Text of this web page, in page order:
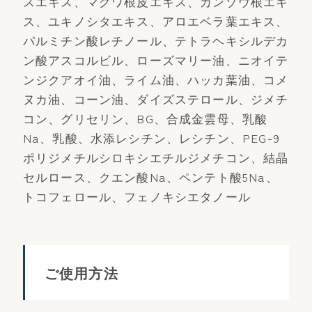
ス、ユキノシタエキス、アロエベラ葉エキス、
パルミチン酸レチノール、テトラヘキシルデカ
ン酸アスコルビル、ローズマリー油、ニオイテ
ンジクアオイ油、ライム油、ハッカ葉油、コメ
ヌカ油、コーン油、ダイズステロール、ジメチ
コン、グリセリン、BG、合成金雲母、乳酸
Na、乳酸、水添レシチン、レシチン、PEG-9
ポリジメチルシロキシエチルジメチコン、結晶
セルロース、クエン酸Na、ペンテト酸5Na、
トコフェロール、フェノキシエタノール
ご使用方法